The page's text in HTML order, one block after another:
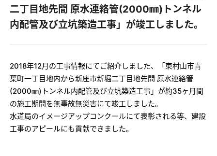
二丁目地先間 原水連絡管(2000㎜)トンネル
内配管及び立坑築造工事」が竣工しました。
2018年12月の工事情報にてご紹介しました、「東村山市青
葉町一丁目地内から新座市新堀二丁目地先間 原水連絡管
(2000㎜)トンネル内配管及び立坑築造工事」が約35ヶ月間
の施工期間を無事故無災害にて竣工しました。
水道局のイメージアップコンクールにて表彰される等、建設
工事のアピールにも貢献できました。